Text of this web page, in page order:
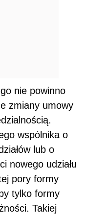
nie powinno
zmiany umowy
wspólnika o
lub o
nowego udziału
pory formy
tylko formy
Takiej